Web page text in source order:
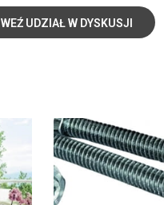
WEŹ UDZIAŁ W DYSKUSJI